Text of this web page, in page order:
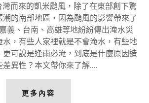
而來的凱米颱風，除了在東部創下驚
的南部地區，因為颱風的影響帶來了
義、台南、高雄等地紛紛傳出淹水災
，有些人家裡就是不會淹水，有些地
可說是逢雨必淹，到底是什麼原因造
差異性？本文帶你來了解....
更多內容